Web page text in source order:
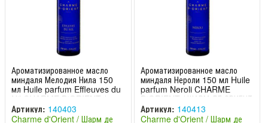
Ароматизированное масло
миндаля Мелодия Нила 150
мл Huile parfum Effleuves du
Nil CHARME D'ORIENT /
ШАРМ ДЕ ОРИЕНТ
Артикул: 140403
Charme d'Orient / Шарм де
Ароматизированное масло
миндаля Нероли 150 мл Huile
parfum Neroli CHARME
D'ORIENT / ШАРМ ДЕ ОРИЕНТ
Артикул: 140413
Charme d'Orient / Шарм де